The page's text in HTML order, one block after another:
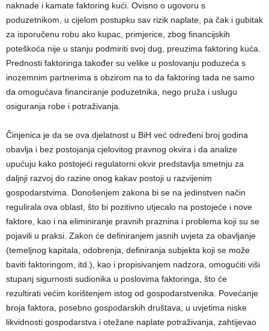
naknade i kamate faktoring kući. Ovisno o ugovoru s
poduzetnikom, u cijelom postupku sav rizik naplate, pa čak i gubitak
za isporučenu robu ako kupac, primjerice, zbog financijskih
poteškoća nije u stanju podmiriti svoj dug, preuzima faktoring kuća.
Prednosti faktoringa također su velike u poslovanju poduzeća s
inozemnim partnerima s obzirom na to da faktoring tada ne samo
da omogućava financiranje poduzetnika, nego pruža i uslugu
osiguranja robe i potraživanja.
Činjenica je da se ova djelatnost u BiH već određeni broj godina
obavlja i bez postojanja cjelovitog pravnog okvira i da analize
upućuju kako postojeći regulatorni okvir predstavlja smetnju za
daljnji razvoj do razine onog kakav postoji u razvijenim
gospodarstvima. Donošenjem zakona bi se na jedinstven način
regulirala ova oblast, što bi pozitivno utjecalo na postojeće i nove
faktore, kao i na eliminiranje pravnih praznina i problema koji su se
pojavili u praksi. Zakon će definiranjem jasnih uvjeta za obavljanje
(temeljnog kapitala, odobrenja, definiranja subjekta koji se može
baviti faktoringom, itd.), kao i propisivanjem nadzora, omogućiti viši
stupanj sigurnosti sudionika u poslovima faktoringa, što će
rezultirati većim korištenjem istog od gospodarstvenika. Povećanje
broja faktora, posebno gospodarskih društava, u uvjetima niske
likvidnosti gospodarstva i otežane naplate potraživanja, zahtijevao